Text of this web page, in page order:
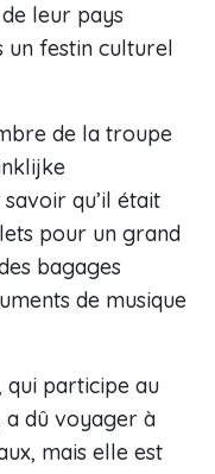
leur pays
un festin culturel
de la troupe
qu’il était
pour un grand
bagages
de musique
qui participe au
dû voyager à
mais elle est